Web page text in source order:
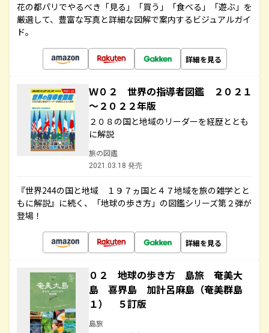
花の都パリでやるべき「見る」「買う」「食べる」「遊ぶ」を
厳選して、豊富な写真と詳細な図解で案内するビジュアルガイ
ド。
詳細を見る
Ｗ０２ 世界の指導者図鑑 ２０２１
～２０２２年版
２０８の国と地域のリーダーを経歴ととも
に解説
旅の図鑑
2021.03.18 発売
『世界244の国と地域 １９７ヵ国と４７地域を旅の雑学とと
もに解説』に続く、「地球の歩き方」の図鑑シリーズ第２弾が
登場！
詳細を見る
０２ 地球の歩き方 島旅 奄美大
島 喜界島 加計呂麻島（奄美群島
１） ５訂版
島旅